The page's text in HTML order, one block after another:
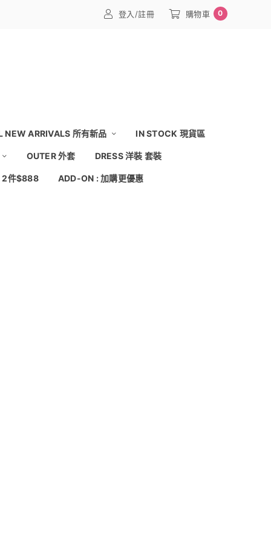
登入/註冊 購物車 0
NEW ARRIVALS 所有新品 IN STOCK 現貨區
OUTER 外套 DRESS 洋裝 套裝
2件$888 ADD-ON : 加購更優惠